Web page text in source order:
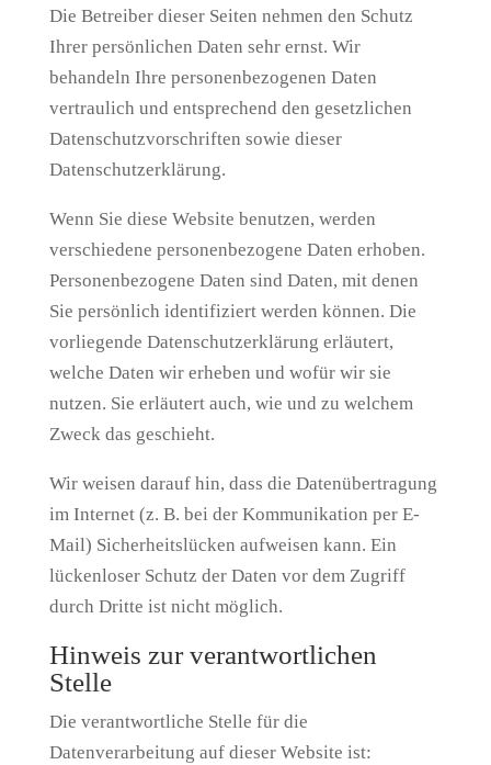
Die Betreiber dieser Seiten nehmen den Schutz
Ihrer persönlichen Daten sehr ernst. Wir
behandeln Ihre personenbezogenen Daten
vertraulich und entsprechend den gesetzlichen
Datenschutzvorschriften sowie dieser
Datenschutzerklärung.
Wenn Sie diese Website benutzen, werden
verschiedene personenbezogene Daten erhoben.
Personenbezogene Daten sind Daten, mit denen
Sie persönlich identifiziert werden können. Die
vorliegende Datenschutzerklärung erläutert,
welche Daten wir erheben und wofür wir sie
nutzen. Sie erläutert auch, wie und zu welchem
Zweck das geschieht.
Wir weisen darauf hin, dass die Datenübertragung
im Internet (z. B. bei der Kommunikation per E-
Mail) Sicherheitslücken aufweisen kann. Ein
lückenloser Schutz der Daten vor dem Zugriff
durch Dritte ist nicht möglich.
Hinweis zur verantwortlichen
Stelle
Die verantwortliche Stelle für die
Datenverarbeitung auf dieser Website ist: